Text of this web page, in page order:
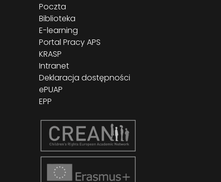
Poczta
Biblioteka
E-learning
Portal Pracy APS
KRASP
Intranet
Deklaracja dostępności
ePUAP
EPP